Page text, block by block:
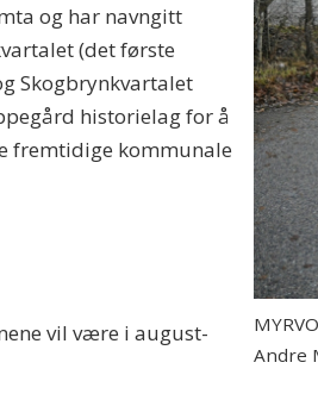
Andre
og har navngitt
(det første
Skogbrynkvartalet
historielag for å
fremtidige kommunale
vil være i august-